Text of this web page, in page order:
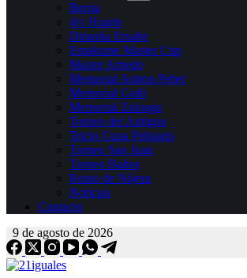
Berria
4½ Huarte
Dinastía Etxabe
Emakume Master Cup
Master Arnedo
Memorial Antton Pebet
Memorial Goñi
Memorial Zuloaga
Torneo del Antiguo
Tricio Cuna Pelotaris
Torneo San Juan
Torneo Baños
Reino de Nájera
Noticias
Contacto
9 de agosto de 2026